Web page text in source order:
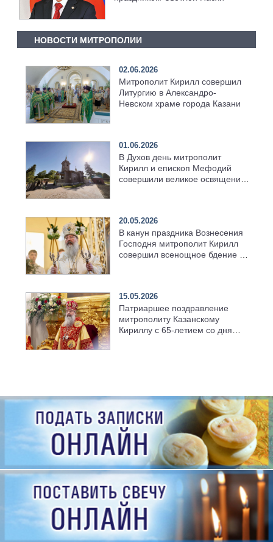
НОВОСТИ МИТРОПОЛИИ
02.06.2026
Митрополит Кирилл совершил
Литургию в Александро-
Невском храме города Казани
01.06.2026
В Духов день митрополит
Кирилл и епископ Мефодий
совершили великое освящение
20.05.2026
В канун праздника Вознесения
Господня митрополит Кирилл
совершил всенощное бдение в
15.05.2026
Патриаршее поздравление
митрополиту Казанскому
Кириллу с 65-летием со дня